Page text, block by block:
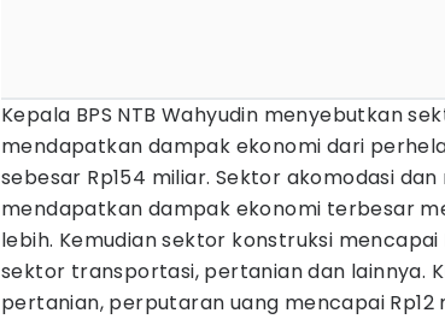
Kepala BPS NTB Wahyudin menyebutkan
mendapatkan dampak ekonomi dari
sebesar Rp154 miliar. Sektor akomodasi
mendapatkan dampak ekonomi terbesar
lebih. Kemudian sektor konstruksi mencapai
sektor transportasi, pertanian dan lainnya.
pertanian, perputaran uang mencapai Rp12